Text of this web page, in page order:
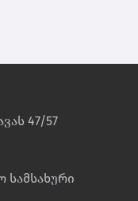
47/57
სამსახური